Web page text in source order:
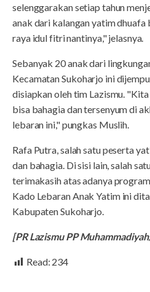
selenggarakan setiap tahun
anak dari kalangan yatim
raya idul fitri nantinya," jelasnya.
Sebanyak 20 anak dari
Kecamatan Sukoharjo ini
disiapkan oleh tim Lazismu.
bisa bahagia dan tersenyum di
lebaran ini," pungkas Muslih.
Rafa Putra, salah satu peserta
dan bahagia. Di sisi lain, salah
terimakasih atas adanya
Kado Lebaran Anak Yatim ini
Kabupaten Sukoharjo.
[PR Lazismu PP
Read: 234